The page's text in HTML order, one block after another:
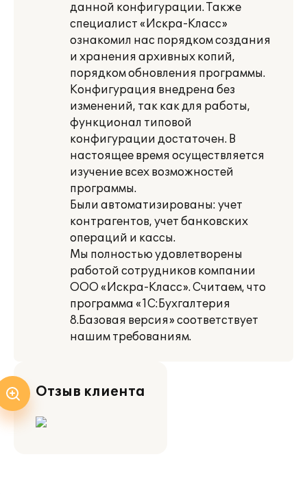
данной конфигурации. Также
специалист «Искра-Класс»
ознакомил нас порядком создания
и хранения архивных копий,
порядком обновления программы.
Конфигурация внедрена без
изменений, так как для работы,
функционал типовой
конфигурации достаточен. В
настоящее время осуществляется
изучение всех возможностей
программы.
Были автоматизированы: учет
контрагентов, учет банковских
операций и кассы.
Мы полностью удовлетворены
работой сотрудников компании
ООО «Искра-Класс». Считаем, что
программа «1С:Бухгалтерия
8.Базовая версия» соответствует
нашим требованиям.
Отзыв клиента